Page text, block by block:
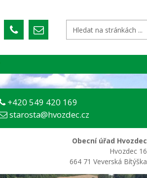
+420 549 420 169
starosta@hvozdec.cz
Obecní úřad Hvozdec
Hvozdec 16
664 71 Veverská Bítýška